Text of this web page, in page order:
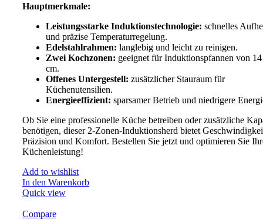
Hauptmerkmale:
Leistungsstarke Induktionstechnologie: schnelles
und präzise Temperaturregelung.
Edelstahlrahmen: langlebig und leicht zu reinigen.
Zwei Kochzonen: geeignet für Induktionspfannen von
cm.
Offenes Untergestell: zusätzlicher Stauraum für
Küchenutensilien.
Energieeffizient: sparsamer Betrieb und niedrigere
Ob Sie eine professionelle Küche betreiben oder zusätzliche
benötigen, dieser 2-Zonen-Induktionsherd bietet
Präzision und Komfort. Bestellen Sie jetzt und optimieren Sie
Küchenleistung!
Add to wishlist
In den Warenkorb
Quick view
Compare